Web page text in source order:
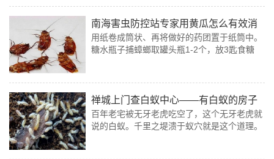
南海害虫防控站专家用黄瓜怎么有效消
灭蟑螂
用纸卷成筒状、再将做好的药团置于纸筒中。
糖水瓶子捕蟑螂取罐头瓶1-2个，放3匙食糖
头瓶“圈套”中。
禅城上门查白蚁中心——有白蚁的房子
还能住吗？
百年老宅被无牙老虎吃空了，这个无牙老虎就
说的白蚁。千里之堤溃于蚁穴就是这个道理。